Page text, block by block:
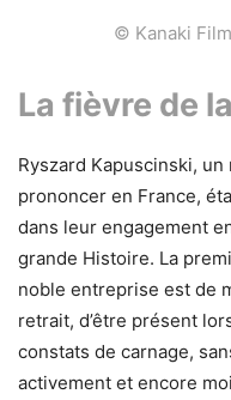
© Kanaki
La fièvre de
Ryszard Kapuscinski,
prononcer en France,
dans leur engagement
grande Histoire. La
noble entreprise est de
retrait, d’être présent
constats de carnage,
activement et encore